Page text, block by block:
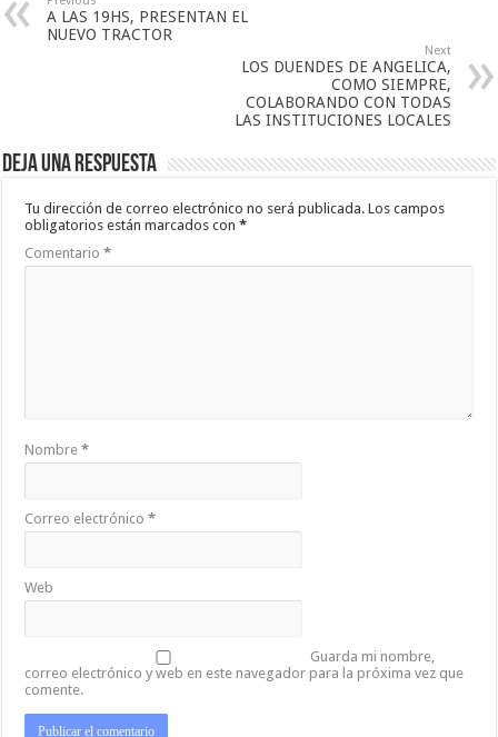
A LAS 19HS, PRESENTAN EL
NUEVO TRACTOR
Next
LOS DUENDES DE ANGELICA,
COMO SIEMPRE,
COLABORANDO CON TODAS
LAS INSTITUCIONES LOCALES
Deja una respuesta
Tu dirección de correo electrónico no será publicada. Los campos
obligatorios están marcados con*
Comentario*
Nombre*
Correo electrónico*
Web
Guarda mi nombre,
correo electrónico y web en este navegador para la próxima vez que
comente.